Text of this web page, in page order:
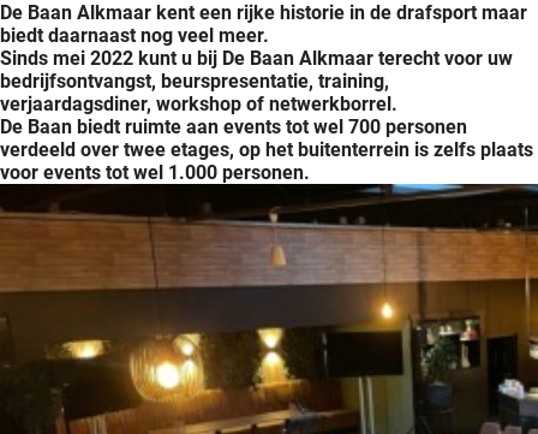
De Baan Alkmaar kent een rijke historie in de drafsport maar
biedt daarnaast nog veel meer.
Sinds mei 2022 kunt u bij De Baan Alkmaar terecht voor uw
bedrijfsontvangst, beurspresentatie, training,
verjaardagsdiner, workshop of netwerkborrel.
De Baan biedt ruimte aan events tot wel 700 personen
verdeeld over twee etages, op het buitenterrein is zelfs plaats
voor events tot wel 1.000 personen.